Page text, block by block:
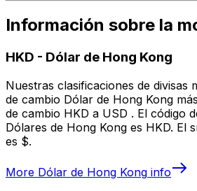
Información sobre la
HKD - Dólar de Hong Kong
Nuestras clasificaciones de divisas
de cambio Dólar de Hong Kong
de cambio HKD a USD . El código
Dólares de Hong Kong es HKD. El
es $.
More Dólar de Hong Kong info